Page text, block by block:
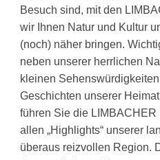
Besuch sind, mit den
wir Ihnen Natur und Kultur
(noch) näher bringen.
neben unserer herrlichen
kleinen
Geschichten unserer
führen Sie die
allen „Highlights“ unserer
überaus reizvollen Region.